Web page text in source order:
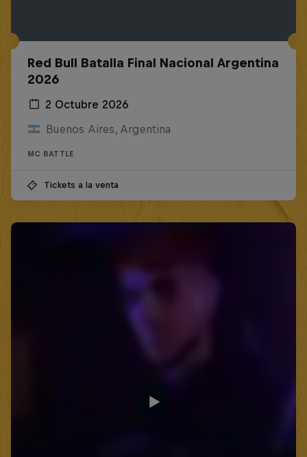
Red Bull Batalla Final Nacional Argentina
2026
2 Octubre 2026
Buenos Aires, Argentina
MC BATTLE
Tickets a la venta